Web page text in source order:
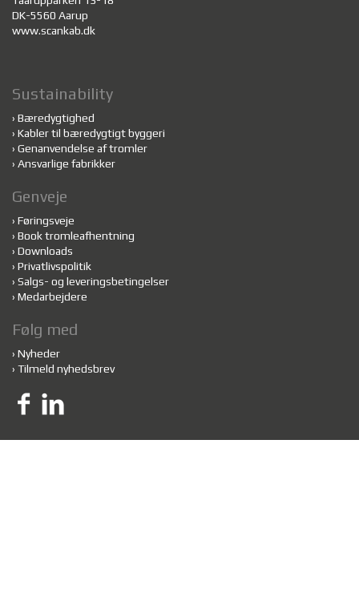
DK-5560 Aarup
www.scankab.dk
Sustainability
› Bæredygtighed
› Kabler til bæredygtigt byggeri
› Genanvendelse af tromler
› Ansvarlige fabrikker
Genveje
› Føringsveje
› Book tromleafhentning
› Downloads
› Privatlivspolitik
› Salgs- og leveringsbetingelser
› Medarbejdere
Følg med
› Nyheder
› Tilmeld nyhedsbrev